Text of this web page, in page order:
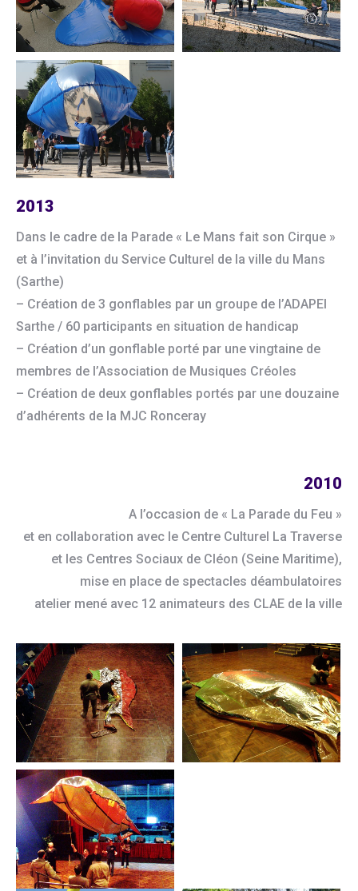
2013
Dans le cadre de la Parade « Le Mans fait son Cirque »
et à l’invitation du Service Culturel de la ville du Mans
(Sarthe)
– Création de 3 gonflables par un groupe de l’ADAPEI
Sarthe / 60 participants en situation de handicap
– Création d’un gonflable porté par une vingtaine de
membres de l’Association de Musiques Créoles
– Création de deux gonflables portés par une douzaine
d’adhérents de la MJC Ronceray
2010
A l’occasion de « La Parade du Feu »
et en collaboration avec le Centre Culturel La Traverse
et les Centres Sociaux de Cléon (Seine Maritime),
mise en place de spectacles déambulatoires
atelier mené avec 12 animateurs des CLAE de la ville